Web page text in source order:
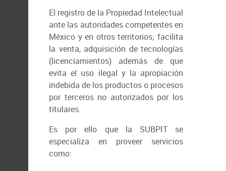
El registro de la Propiedad Intelectual
ante las autoridades competentes en
México y en otros territorios; facilita
la venta, adquisición de tecnologías
(licenciamientos) además de que
evita el uso ilegal y la apropiación
indebida de los productos o procesos
por terceros no autorizados por los
titulares.
Es por ello que la SUBPIT se
especializa en proveer servicios
como: